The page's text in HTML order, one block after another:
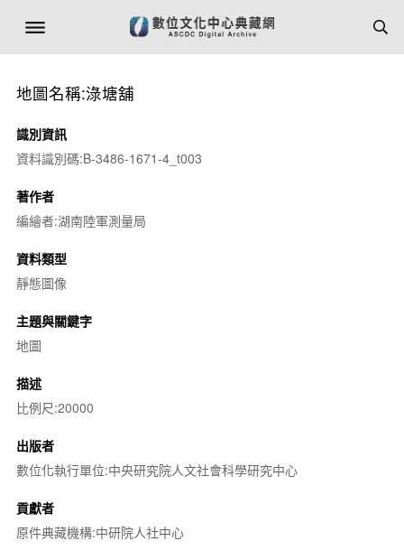
地圖名稱:淥塘舖
識別資訊
資料識別碼:B-3486-1671-4_t003
著作者
編繪者:湖南陸軍測量局
資料類型
靜態圖像
主題與關鍵字
地圖
描述
比例尺:20000
出版者
數位化執行單位:中央研究院人文社會科學研究中心
貢獻者
原件典藏機構:中研院人社中心